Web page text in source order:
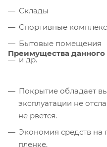
Склады
Спортивные
Бытовые помещения
и др.
Преимущества
Покрытие обладает
эксплуатации не
не рвется.
Экономия средств на
пленке.